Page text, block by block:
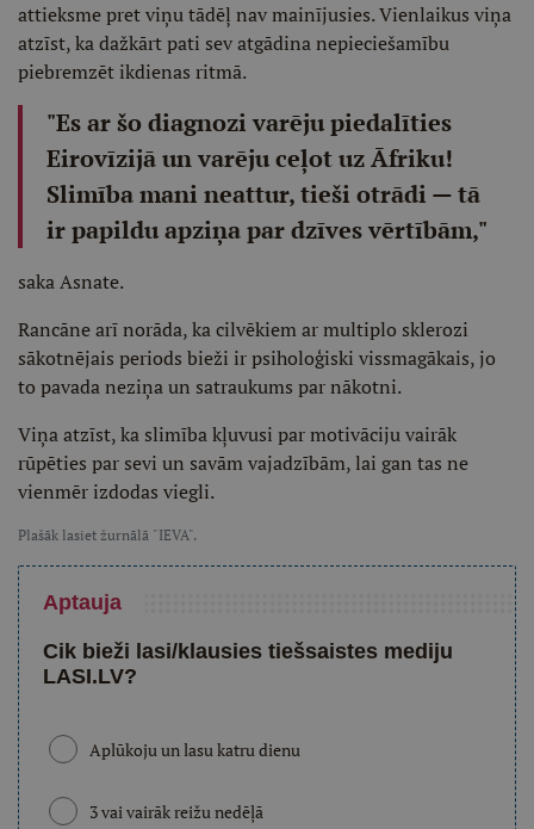
attieksme pret viņu tādēļ nav mainījusies. Vienlaikus viņa
atzīst, ka dažkārt pati sev atgādina nepieciešamību
piebremzēt ikdienas ritmā.
"Es ar šo diagnozi varēju piedalīties
Eirovīzijā un varēju ceļot uz Āfriku!
Slimība mani neattur, tieši otrādi — tā
ir papildu apziņa par dzīves vērtībām,"
saka Asnate.
Rancāne arī norāda, ka cilvēkiem ar multiplo sklerozi
sākotnējais periods bieži ir psiholoģiski vissmagākais, jo
to pavada neziņa un satraukums par nākotni.
Viņa atzīst, ka slimība kļuvusi par motivāciju vairāk
rūpēties par sevi un savām vajadzībām, lai gan tas ne
vienmēr izdodas viegli.
Plašāk lasiet žurnālā "IEVA".
Aptauja
Cik bieži lasi/klausies tiešsaistes mediju
LASI.LV?
Aplūkoju un lasu katru dienu
3 vai vairāk reižu nedēļā